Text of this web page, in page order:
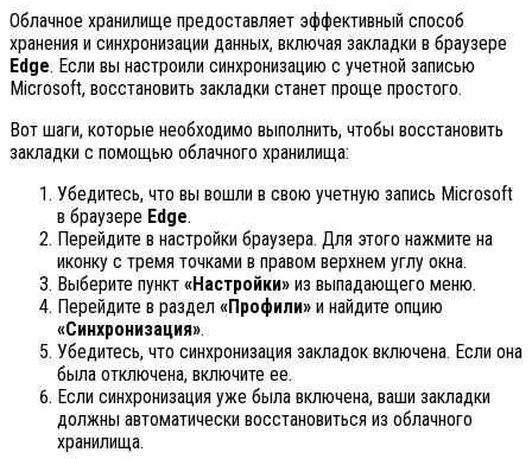
Облачное хранилище предоставляет эффективный способ
хранения и синхронизации данных, включая закладки в браузере
Edge. Если вы настроили синхронизацию с учетной записью
Microsoft, восстановить закладки станет проще простого.
Вот шаги, которые необходимо выполнить, чтобы восстановить
закладки с помощью облачного хранилища:
Убедитесь, что вы вошли в свою учетную запись Microsoft
в браузере Edge.
Перейдите в настройки браузера. Для этого нажмите на
иконку с тремя точками в правом верхнем углу окна.
Выберите пункт «Настройки» из выпадающего меню.
Перейдите в раздел «Профили» и найдите опцию
«Синхронизация».
Убедитесь, что синхронизация закладок включена. Если она
была отключена, включите ее.
Если синхронизация уже была включена, ваши закладки
должны автоматически восстановиться из облачного
хранилища.